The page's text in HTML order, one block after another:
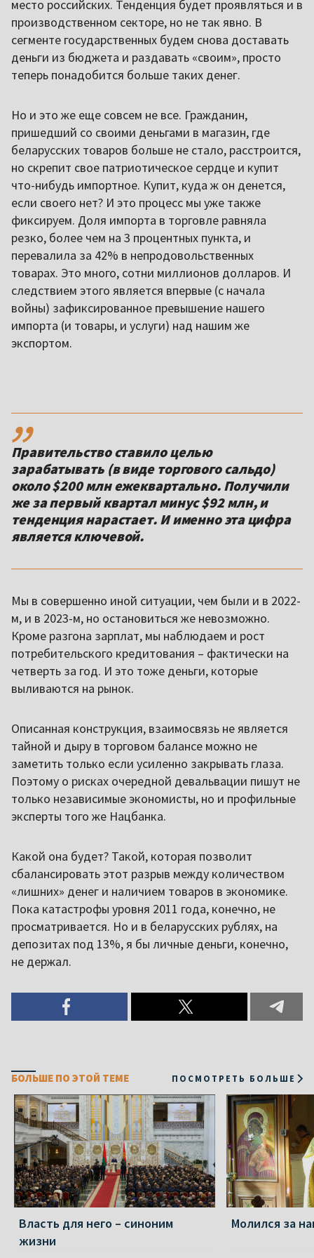
место российских. Тенденция будет проявляться и в
производственном секторе, но не так явно. В
сегменте государственных будем снова доставать
деньги из бюджета и раздавать «своим», просто
теперь понадобится больше таких денег.
Но и это же еще совсем не все. Гражданин,
пришедший со своими деньгами в магазин, где
беларусских товаров больше не стало, расстроится,
но скрепит свое патриотическое сердце и купит
что-нибудь импортное. Купит, куда ж он денется,
если своего нет? И это процесс мы уже также
фиксируем. Доля импорта в торговле равняла
резко, более чем на 3 процентных пункта, и
перевалила за 42% в непродовольственных
товарах. Это много, сотни миллионов долларов. И
следствием этого является впервые (с начала
войны) зафиксированное превышение нашего
импорта (и товары, и услуги) над нашим же
экспортом.
,,
Правительство ставило целью
зарабатывать (в виде торгового сальдо)
около $200 млн ежеквартально. Получили
же за первый квартал минус $92 млн, и
тенденция нарастает. И именно эта цифра
является ключевой.
Мы в совершенно иной ситуации, чем были и в 2022-
м, и в 2023-м, но остановиться же невозможно.
Кроме разгона зарплат, мы наблюдаем и рост
потребительского кредитования – фактически на
четверть за год. И это тоже деньги, которые
выливаются на рынок.
Описанная конструкция, взаимосвязь не является
тайной и дыру в торговом балансе можно не
заметить только если усиленно закрывать глаза.
Поэтому о рисках очередной девальвации пишут не
только независимые экономисты, но и профильные
эксперты того же Нацбанка.
Какой она будет? Такой, которая позволит
сбалансировать этот разрыв между количеством
«лишних» денег и наличием товаров в экономике.
Пока катастрофы уровня 2011 года, конечно, не
просматривается. Но и в беларусских рублях, на
депозитах под 13%, я бы личные деньги, конечно,
не держал.
БОЛЬШЕ ПО ЭТОЙ ТЕМЕ ПОСМОТРЕТЬ БОЛЬШЕ
Власть для него – синоним
жизни
Молился за